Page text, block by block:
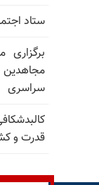
ستاد
سراسری
قدرت و